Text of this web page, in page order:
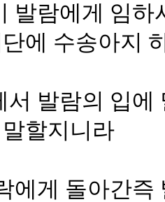
발람에게 임
에 수송아지
서 발람의 입
할지니라
에게 돌아간